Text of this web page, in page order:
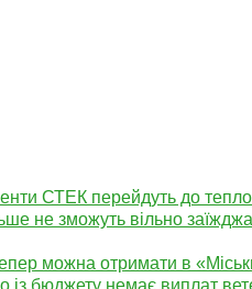
СТЕК перейдуть до
не зможуть вільно
можна отримати в
із бюджету немає виплат